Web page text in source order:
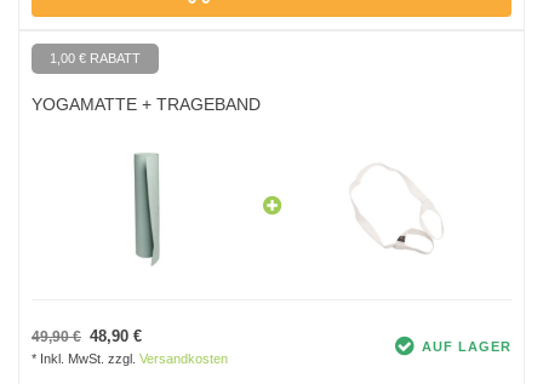
1,00 € RABATT
YOGAMATTE + TRAGEBAND
49,90 € 48,90 €
* Inkl. MwSt. zzgl. Versandkosten
AUF LAGER